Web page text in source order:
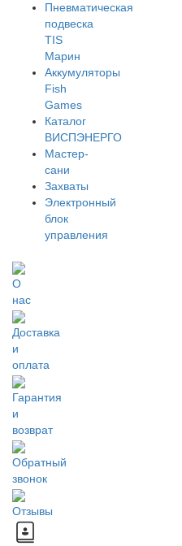
Пневматическая
подвеска
TIS
Марин
Аккумуляторы
Fish
Games
Каталог
ВИСПЭНЕРГО
Мастер-
сани
Захваты
Электронный
блок
управления
О
нас
Доставка
и
оплата
Гарантия
и
возврат
Обратный
звонок
Отзывы